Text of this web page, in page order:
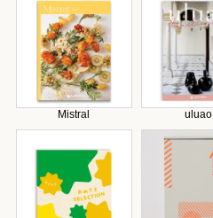
Mistral uluao